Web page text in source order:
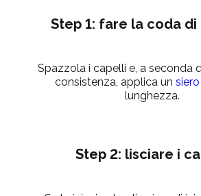
Step 1: fare la coda
Spazzola i capelli e, a seconda
consistenza, applica un siero
lunghezza.
Step 2: lisciare i